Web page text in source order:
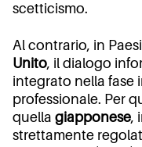
scetticismo.
Al contrario, in
Unito, il dialogo
integrato nella fase
professionale. Per
quella giapponese,
strettamente